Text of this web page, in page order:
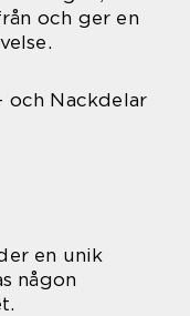
och ger en
och Nackdelar
en unik
någon